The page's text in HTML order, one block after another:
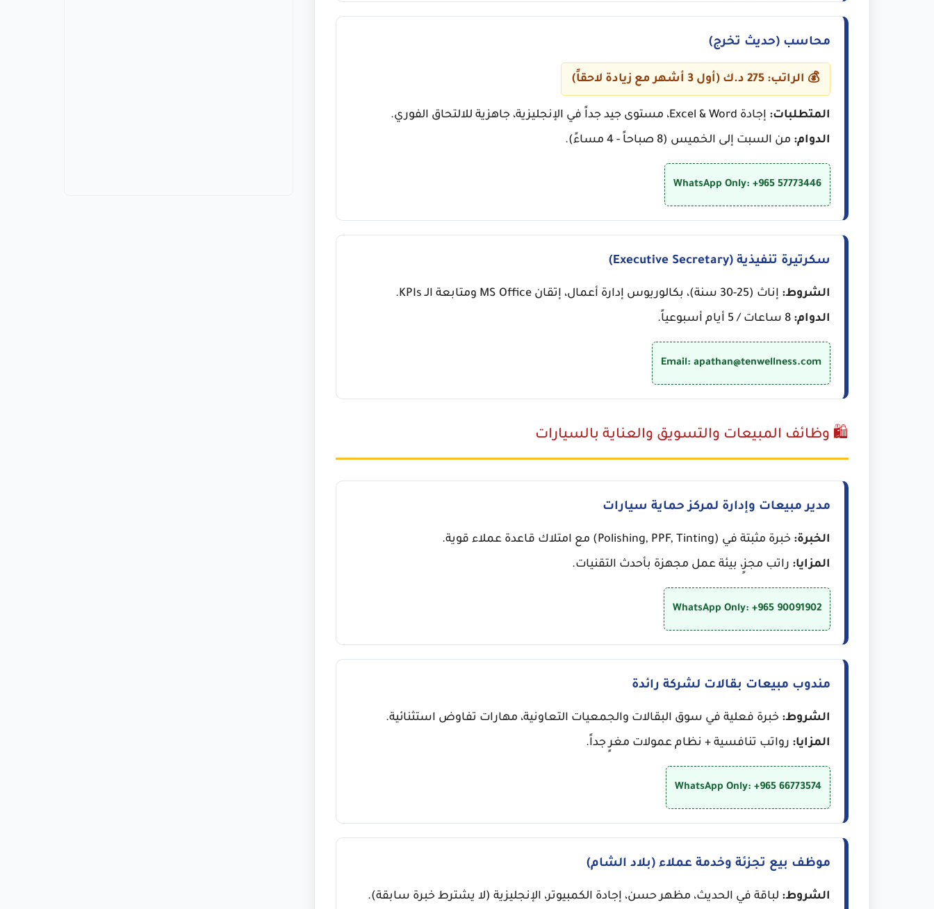
محاسب (حديث تخرج)
💰 الراتب: 275 د.ك (أول 3 أشهر مع زيادة لاحقاً)
المتطلبات: إجادة Excel & Word، مستوى جيد جداً في الإنجليزية، جاهزية للالتحاق الفوري.
الدوام: من السبت إلى الخميس (8 صباحاً - 4 مساءً).
WhatsApp Only: +965 57773446
سكرتيرة تنفيذية (Executive Secretary)
الشروط: إناث (25-30 سنة)، بكالوريوس إدارة أعمال، إتقان MS Office ومتابعة الـ KPIs.
الدوام:
Email: apathan@tenwellness.com
🛍️ وظائف المبيعات والتسويق والعناية بالسيارات
مدير مبيعات وإدارة لمركز حماية سيارات
الخبرة: خبرة مثبتة في (Polishing, PPF, Tinting) مع امتلاك قاعدة عملاء قوية.
المزايا: راتب مجزٍ، بيئة عمل مجهزة بأحدث التقنيات.
WhatsApp Only: +965 90091902
مندوب مبيعات بقالات لشركة رائدة
الشروط: خبرة فعلية في سوق البقالات والجمعيات التعاونية، مهارات تفاوض استثنائية.
المزايا: رواتب تنافسية + نظام عمولات مغرٍ جداً.
WhatsApp Only: +965 66773574
موظف بيع تجزئة وخدمة عملاء (بلاد الشام)
الشروط: لباقة في الحديث، مظهر حسن، إجادة الكمبيوتر، الإنجليزية (لا يشترط خبرة سابقة).